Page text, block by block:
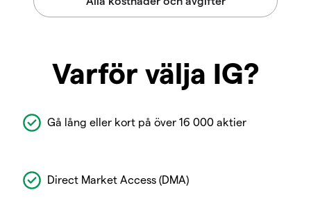
Varför välja IG?
Gå lång eller kort på över 16 000 aktier
Direct Market Access (DMA)